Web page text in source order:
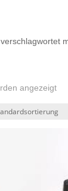
angezeigt